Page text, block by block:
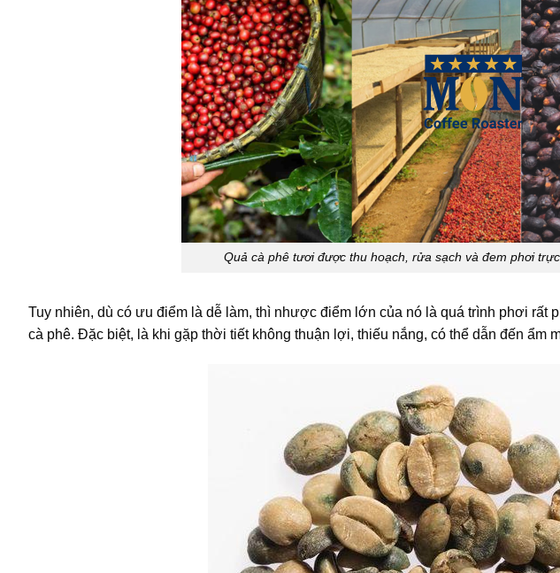
Quả cà phê tươi được thu hoạch, rửa sạch và đem phơi
Tuy nhiên, dù có ưu điểm là dễ làm, thì nhược điểm lớn của nó là quá trình phơi rất
cà phê. Đặc biệt, là khi gặp thời tiết không thuận lợi, thiếu nắng, có thể dẫn đến ẩm